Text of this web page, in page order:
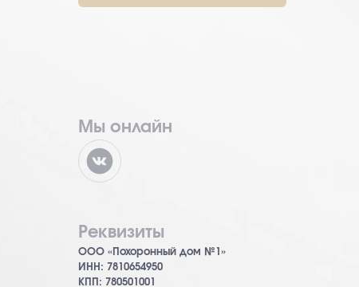
Мы онлайн
Реквизиты
ООО «Похоронный дом №1»
ИНН: 7810654950
КПП: 780501001